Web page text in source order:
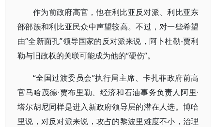
作为前政府高官，他在利比亚反对派、利比亚东
部部族和利比亚民众中声望较高。不过，对一些希望
由“全新面孔”领导国家的反对派来说，阿卜杜勒-贾利
勒与旧政权的关联可能成为他的“硬伤”。
“全国过渡委员会”执行局主席、卡扎菲政府前高
官马哈茂德·贾布里勒、经济和石油事务负责人阿里·
塔尔胡尼同样是进入新政府领导层的潜在人选。博哈
里说，对反对派来说，攻占的黎波里难度不小，治理